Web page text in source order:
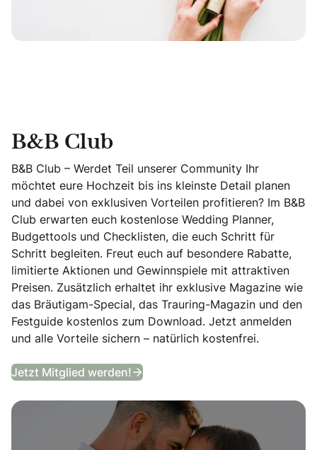
B&B Club
B&B Club – Werdet Teil unserer Community Ihr
möchtet eure Hochzeit bis ins kleinste Detail planen
und dabei von exklusiven Vorteilen profitieren? Im B&B
Club erwarten euch kostenlose Wedding Planner,
Budgettools und Checklisten, die euch Schritt für
Schritt begleiten. Freut euch auf besondere Rabatte,
limitierte Aktionen und Gewinnspiele mit attraktiven
Preisen. Zusätzlich erhaltet ihr exklusive Magazine wie
das Bräutigam-Special, das Trauring-Magazin und den
Festguide kostenlos zum Download. Jetzt anmelden
und alle Vorteile sichern – natürlich kostenfrei.
Jetzt Mitglied werden! B&B Club